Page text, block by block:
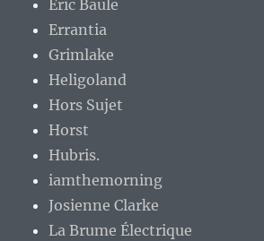
Eric Baule
Errantia
Grimlake
Heligoland
Hors Sujet
Horst
Hubris.
iamthemorning
Josienne Clarke
La Brume Électrique